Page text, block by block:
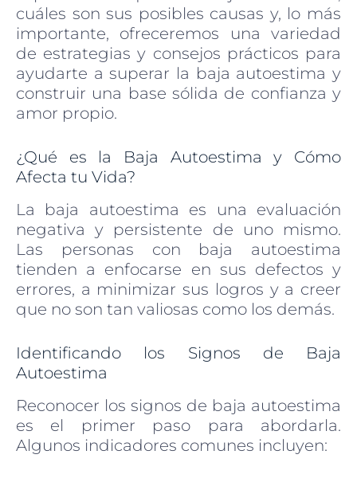
cuáles son sus posibles causas y, lo más
importante, ofreceremos una variedad
de estrategias y consejos prácticos para
ayudarte a superar la baja autoestima y
construir una base sólida de confianza y
amor propio.
¿Qué es la Baja Autoestima y Cómo
Afecta tu Vida?
La baja autoestima es una evaluación
negativa y persistente de uno mismo.
Las personas con baja autoestima
tienden a enfocarse en sus defectos y
errores, a minimizar sus logros y a creer
que no son tan valiosas como los demás.
Identificando los Signos de Baja
Autoestima
Reconocer los signos de baja autoestima
es el primer paso para abordarla.
Algunos indicadores comunes incluyen: